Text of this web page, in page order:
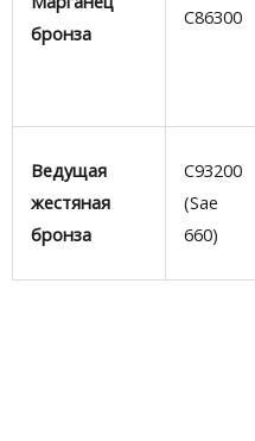
бронза
C86300
Ведущая
жестяная
бронза
C93200
(Sae
660)